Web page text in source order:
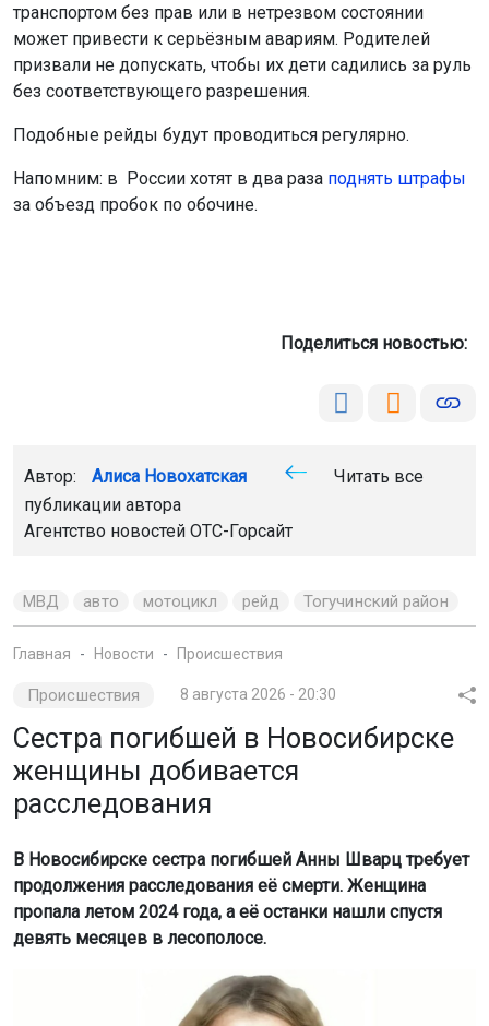
транспортом без прав или в нетрезвом состоянии
может привести к серьёзным авариям. Родителей
призвали не допускать, чтобы их дети садились за руль
без соответствующего разрешения.
Подобные рейды будут проводиться регулярно.
Напомним: в России хотят в два раза поднять штрафы
за объезд пробок по обочине.
Поделиться новостью:
Автор: Алиса Новохатская
Читать все
публикации автора
Агентство новостей ОТС-Горсайт
МВД авто мотоцикл рейд Тогучинский район
Главная Новости Происшествия
Происшествия 8 августа 2026 - 20:30
Сестра погибшей в Новосибирске
женщины добивается
расследования
В Новосибирске сестра погибшей Анны Шварц требует
продолжения расследования её смерти. Женщина
пропала летом 2024 года, а её останки нашли спустя
девять месяцев в лесополосе.